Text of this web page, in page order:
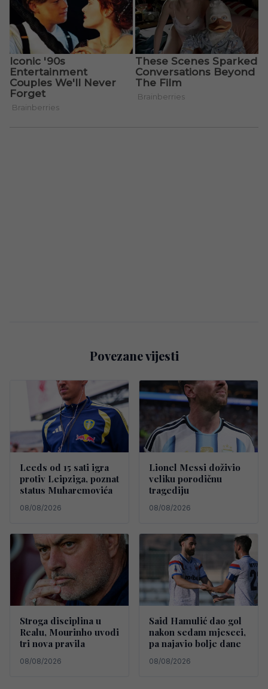
Povezane vijesti
Leeds od 15 sati igra
protiv Leipziga, poznat
status Muharemovića
08/08/2026
Lionel Messi doživio
veliku porodičnu
tragediju
08/08/2026
Stroga disciplina u
Realu, Mourinho uvodi
tri nova pravila
08/08/2026
Said Hamulić dao gol
nakon sedam mjeseci,
pa najavio bolje dane
08/08/2026